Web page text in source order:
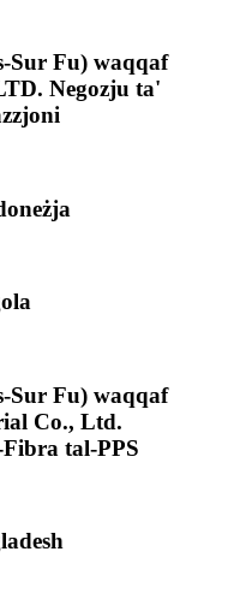
Sur Fu) waqqaf
Negozju ta'
Sur Fu) waqqaf
Co., Ltd.
tal-PPS